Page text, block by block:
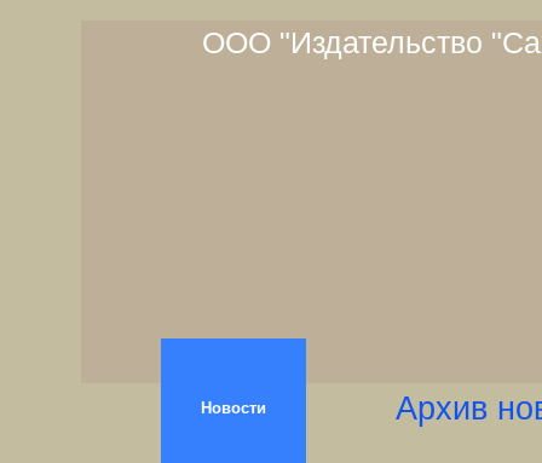
ООО "Издательство
Архив
Новости